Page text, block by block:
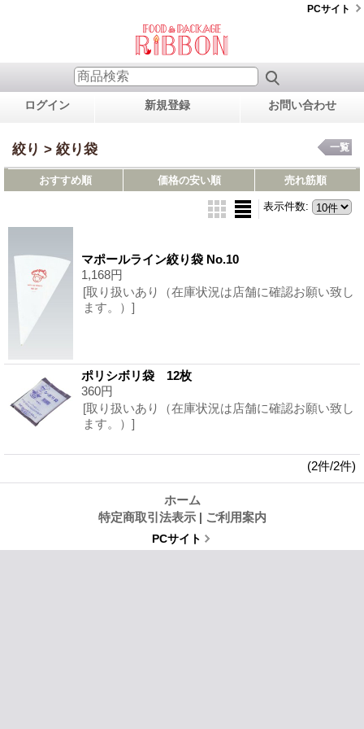
PCサイト
ログイン 新規登録 お問い合わせ
絞り > 絞り袋 一覧
おすすめ順 価格の安い順 売れ筋順
表示件数:
マポールライン絞り袋 No.10
1,168円
[取り扱いあり（在庫状況は店舗に確認お願い致し
ます。）]
ポリシボリ袋 12枚
360円
[取り扱いあり（在庫状況は店舗に確認お願い致し
ます。）]
(2件/2件)
ホーム
特定商取引法表示 | ご利用案内
PCサイト